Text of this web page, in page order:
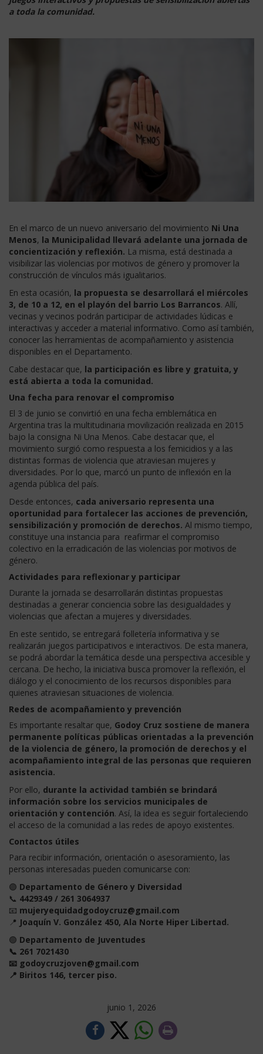
a toda la comunidad.
En el marco de un nuevo aniversario del movimiento Ni Una
Menos, la Municipalidad llevará adelante una jornada de
concientización y reflexión. La misma, está destinada a
visibilizar las violencias por motivos de género y promover la
construcción de vínculos más igualitarios.
En esta ocasión, la propuesta se desarrollará el miércoles
3, de 10 a 12, en el playón del barrio Los Barrancos. Allí,
vecinas y vecinos podrán participar de actividades lúdicas e
interactivas y acceder a material informativo. Como así también,
conocer las herramientas de acompañamiento y asistencia
disponibles en el Departamento.
Cabe destacar que, la participación es libre y gratuita, y
está abierta a toda la comunidad.
Una fecha para renovar el compromiso
El 3 de junio se convirtió en una fecha emblemática en
Argentina tras la multitudinaria movilización realizada en 2015
bajo la consigna Ni Una Menos. Cabe destacar que, el
movimiento surgió como respuesta a los femicidios y a las
distintas formas de violencia que atraviesan mujeres y
diversidades. Por lo que, marcó un punto de inflexión en la
agenda pública del país.
Desde entonces, cada aniversario representa una
oportunidad para fortalecer las acciones de prevención,
sensibilización y promoción de derechos. Al mismo tiempo,
constituye una instancia para reafirmar el compromiso
colectivo en la erradicación de las violencias por motivos de
género.
Actividades para reflexionar y participar
Durante la jornada se desarrollarán distintas propuestas
destinadas a generar conciencia sobre las desigualdades y
violencias que afectan a mujeres y diversidades.
En este sentido, se entregará folletería informativa y se
realizarán juegos participativos e interactivos. De esta manera,
se podrá abordar la temática desde una perspectiva accesible y
cercana. De hecho, la iniciativa busca promover la reflexión, el
diálogo y el conocimiento de los recursos disponibles para
quienes atraviesan situaciones de violencia.
Redes de acompañamiento y prevención
Es importante resaltar que, Godoy Cruz sostiene de manera
permanente políticas públicas orientadas a la prevención
de la violencia de género, la promoción de derechos y el
acompañamiento integral de las personas que requieren
asistencia.
Por ello, durante la actividad también se brindará
información sobre los servicios municipales de
orientación y contención. Así, la idea es seguir fortaleciendo
el acceso de la comunidad a las redes de apoyo existentes.
Contactos útiles
Para recibir información, orientación o asesoramiento, las
personas interesadas pueden comunicarse con:
🟣 Departamento de Género y Diversidad
📞 4429349 / 261 3064937
📧 mujeryequidadgodoycruz@gmail.com
📍 Joaquín V. González 450, Ala Norte Hiper Libertad.
🟢 Departamento de Juventudes
📞 261 7021430
📧 godoycruzjoven@gmail.com
📍 Biritos 146, tercer piso.
junio 1, 2026